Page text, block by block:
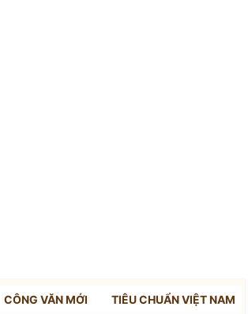
CÔNG VĂN MỚI TIÊU CHUẨN VIỆT NAM